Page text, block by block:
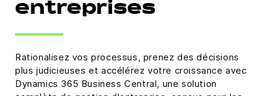
entreprises
Rationalisez vos processus, prenez des décisions
plus judicieuses et accélérez votre croissance avec
Dynamics 365 Business Central, une solution